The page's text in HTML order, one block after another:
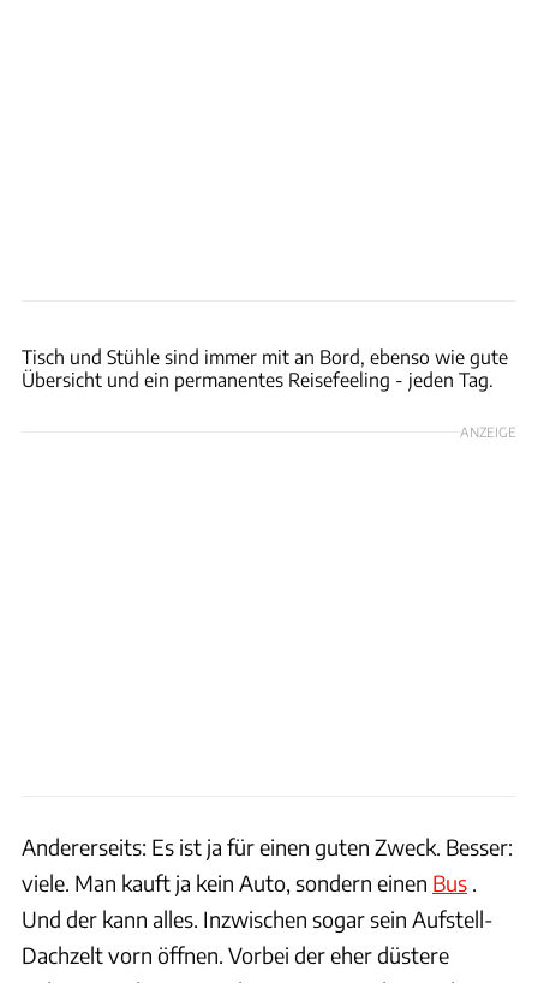
Tisch und Stühle sind immer mit an Bord, ebenso wie gute
Übersicht und ein permanentes Reisefeeling - jeden Tag.
ANZEIGE
Andererseits: Es ist ja für einen guten Zweck. Besser:
viele. Man kauft ja kein Auto, sondern einen Bus .
Und der kann alles. Inzwischen sogar sein Aufstell-
Dachzelt vorn öffnen. Vorbei der eher düstere